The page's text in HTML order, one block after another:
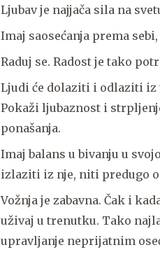
Ljubav je najjača sila na
Imaj saosećanja prema sebi,
Raduj se. Radost je tako
Ljudi će dolaziti i odlaziti iz
Pokaži ljubaznost i
ponašanja.
Imaj balans u bivanju u
izlaziti iz nje, niti predugo
Vožnja je zabavna. Čak i
uživaj u trenutku. Tako
upravljanje neprijatnim